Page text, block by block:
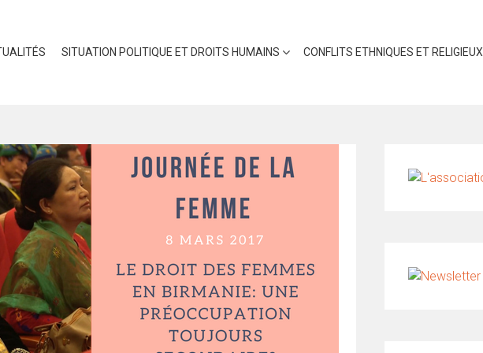
SITUATION POLITIQUE ET DROITS HUMAINS CONFLITS ETHNIQUES ET RELIGIEUX